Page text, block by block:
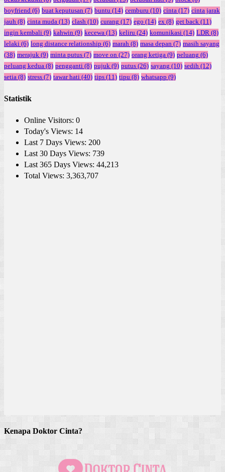
boyfriend (6) buat keputusan (7) buntu (14) cemburu (10) cinta (17) cinta jarak
jauh (8) cinta muda (13) clash (10) curang (17) ego (14) ex (8) get back (11)
ingin kembali (9) kahwin (9) kecewa (13) keliru (24) komunikasi (14) LDR (8)
lelaki (6) long distance relationship (6) marah (8) masa depan (7) masih sayang
(38) merajuk (9) minta putus (7) move on (27) orang ketiga (9) peluang (6)
peluang kedua (8) pengganti (8) pujuk (9) putus (26) sayang (10) sedih (12)
setia (8) stress (7) tawar hati (40) tips (11) tipu (8) whatsapp (9)
Statistik
Online Visitors: 0
Today's Views: 14
Last 7 Days Views: 200
Last 30 Days Views: 739
Last 365 Days Views: 44,213
Total Views: 3,363,707
Kenapa Doktor Cinta?